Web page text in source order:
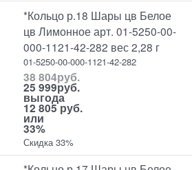
*Кольцо р.18 Шары цв Белое
цв Лимонное арт. 01-5250-00-
000-1121-42-282 вес 2,28 г
01-5250-00-000-1121-42-282
38 804руб.
25 999руб.
выгода
12 805 руб.
или
33%
Скидка 33%